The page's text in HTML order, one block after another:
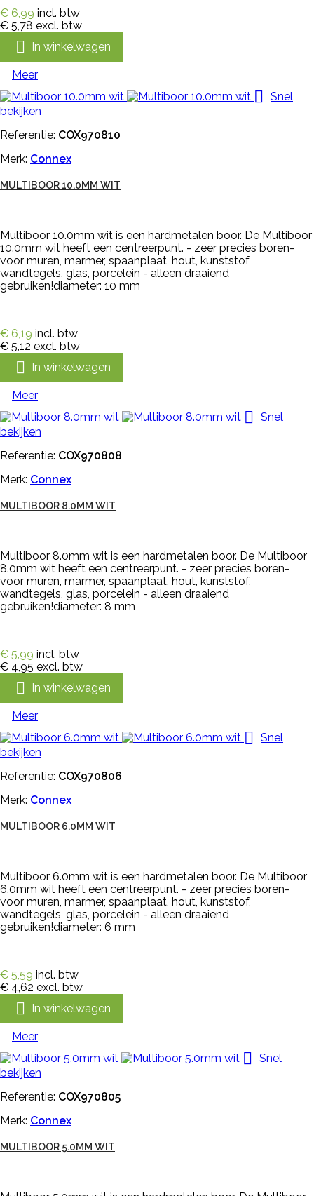
€ 6,99 incl. btw
€ 5,78 excl. btw
 In winkelwagen
Meer

Snel
bekijken
Referentie: COX970810
Merk: Connex
MULTIBOOR 10.0MM WIT
Multiboor 10.0mm wit is een hardmetalen boor. De Multiboor
10.0mm wit heeft een centreerpunt. - zeer precies boren-
voor muren, marmer, spaanplaat, hout, kunststof,
wandtegels, glas, porcelein - alleen draaiend
gebruiken!diameter: 10 mm
€ 6,19 incl. btw
€ 5,12 excl. btw
 In winkelwagen
Meer

Snel
bekijken
Referentie: COX970808
Merk: Connex
MULTIBOOR 8.0MM WIT
Multiboor 8.0mm wit is een hardmetalen boor. De Multiboor
8.0mm wit heeft een centreerpunt. - zeer precies boren-
voor muren, marmer, spaanplaat, hout, kunststof,
wandtegels, glas, porcelein - alleen draaiend
gebruiken!diameter: 8 mm
€ 5,99 incl. btw
€ 4,95 excl. btw
 In winkelwagen
Meer

Snel
bekijken
Referentie: COX970806
Merk: Connex
MULTIBOOR 6.0MM WIT
Multiboor 6.0mm wit is een hardmetalen boor. De Multiboor
6.0mm wit heeft een centreerpunt. - zeer precies boren-
voor muren, marmer, spaanplaat, hout, kunststof,
wandtegels, glas, porcelein - alleen draaiend
gebruiken!diameter: 6 mm
€ 5,59 incl. btw
€ 4,62 excl. btw
 In winkelwagen
Meer

Snel
bekijken
Referentie: COX970805
Merk: Connex
MULTIBOOR 5.0MM WIT